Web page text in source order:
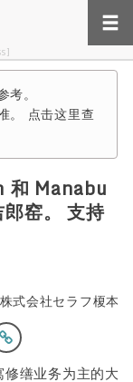
。
。 点击这里查
和 Manabu
窑。 支持
株式会社セラフ榎本
缮业务为主的大